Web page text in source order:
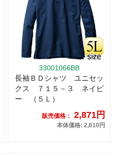
33001066BB
長袖ＢＤシャツ ユニセッ
クス ７１５－３ ネイビ
ー （５Ｌ）
販売価格： 2,871円
本体価格: 2,610円